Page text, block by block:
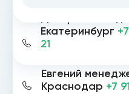
Евгений
Краснодар +7
Екатеринбург
21